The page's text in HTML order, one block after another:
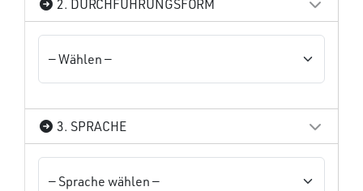
2. DURCHFÜHRUNGSFORM
3. SPRACHE